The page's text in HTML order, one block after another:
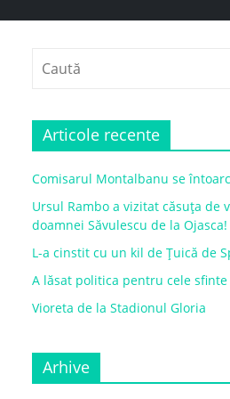
Articole recente
Comisarul Montalbanu se
Ursul Rambo a vizitat căsuța de
doamnei Săvulescu de la Ojasca!
L-a cinstit cu un kil de Țuică de
A lăsat politica pentru cele sfinte
Vioreta de la Stadionul Gloria
Arhive